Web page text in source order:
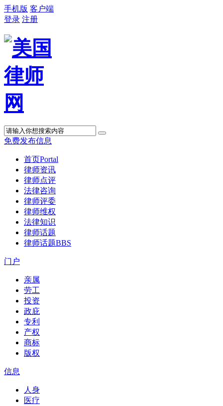
手机版 客户端
登录 注册
免费发布信息
首页Portal
律师资讯
律师点评
法律咨询
律师评委
律师维权
法律知识
律师话题
律师话题BBS
门户
亲属
劳工
投资
政庇
专利
产权
商标
版权
信息
人身
医疗